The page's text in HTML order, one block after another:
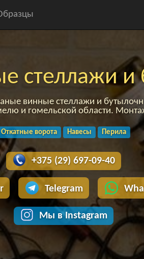
стеллажи
винные стеллажи и
и гомельской области.
Откатные ворота Навесы Перила
+375 (29) 697-09-40
Telegram
Мы в Instagram